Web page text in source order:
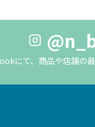
にて、商品や店舗の最